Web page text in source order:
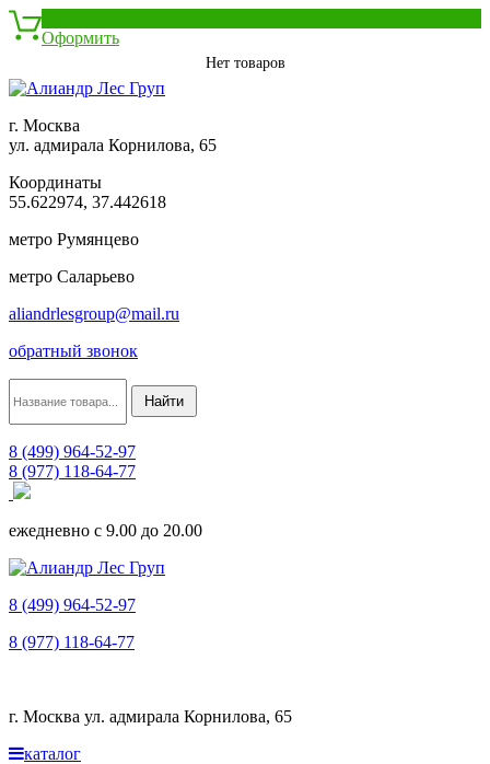
Оформить
Нет товаров
г. Москва
ул. адмирала Корнилова, 65
Координаты
55.622974, 37.442618
метро Румянцево
метро Саларьево
aliandrlesgroup@mail.ru
обратный звонок
8 (499) 964-52-97
8 (977) 118-64-77
ежедневно с 9.00 до 20.00
8 (499) 964-52-97
8 (977) 118-64-77
г. Москва ул. адмирала Корнилова, 65
каталог